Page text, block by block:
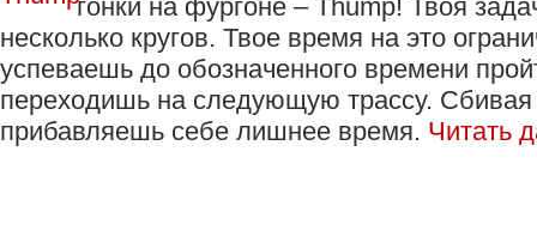
гонки на фургоне – Thump! Твоя
несколько кругов. Твое время на это
успеваешь до обозначенного времени
переходишь на следующую трассу. Сбивая
прибавляешь себе лишнее время. Читать